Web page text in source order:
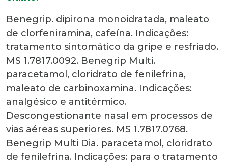
Benegrip. dipirona monoidratada, maleato
de clorfeniramina, cafeína. Indicações:
tratamento sintomático da gripe e resfriado.
MS 1.7817.0092. Benegrip Multi.
paracetamol, cloridrato de fenilefrina,
maleato de carbinoxamina. Indicações:
analgésico e antitérmico.
Descongestionante nasal em processos de
vias aéreas superiores. MS 1.7817.0768.
Benegrip Multi Dia. paracetamol, cloridrato
de fenilefrina. Indicações: para o tratamento